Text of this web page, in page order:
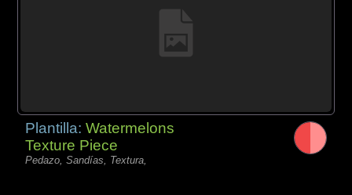
Plantilla:Watermelons
Texture Piece
Pedazo, Sandías, Textura,